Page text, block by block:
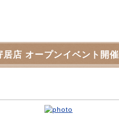
店 オープンイベント開